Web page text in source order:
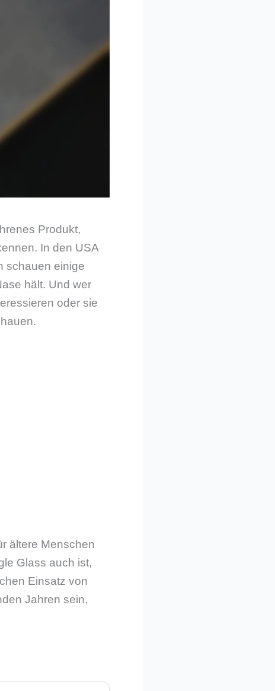
Produkt,
In den USA
schauen einige
hält. Und wer
oder sie
ältere Menschen
Glass auch ist,
Einsatz von
Jahren sein,